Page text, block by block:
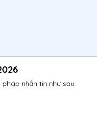
nhắn tin như sau: